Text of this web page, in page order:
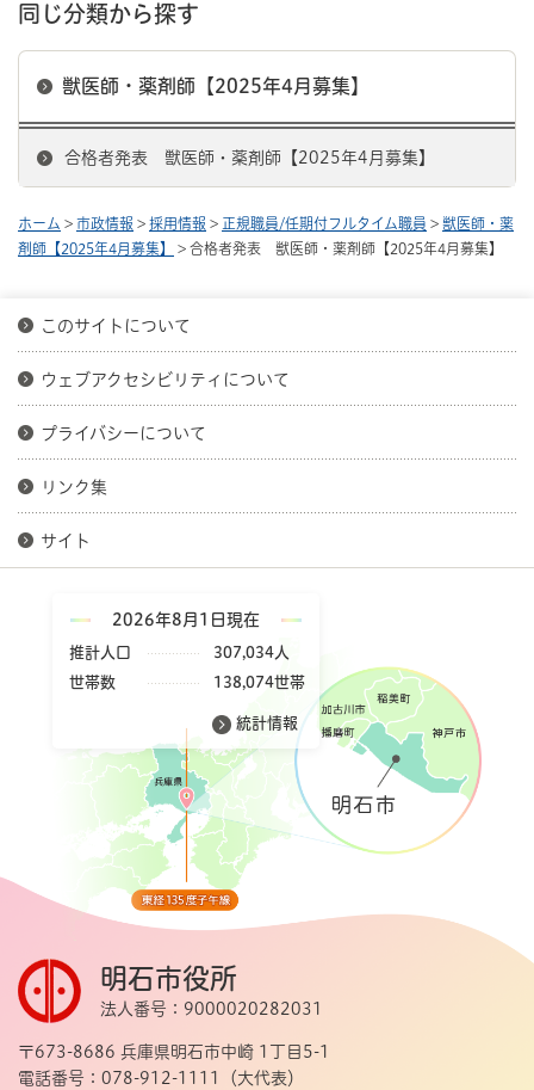
同じ分類から探す
獣医師・薬剤師【2025年4月募集】
合格者発表 獣医師・薬剤師【2025年4月募集】
ホーム > 市政情報 > 採用情報 > 正規職員/任期付フルタイム職員 > 獣医師・薬
剤師【2025年4月募集】
> 合格者発表 獣医師・薬剤師【2025年4月募集】
このサイトについて
ウェブアクセシビリティについて
プライバシーについて
リンク集
サイト
2026年8月1日現在
推計人口
307,034人
世帯数
138,074世帯
統計情報
明石市役所
法人番号：9000020282031
〒673-8686 兵庫県明石市中崎 1丁目5-1
電話番号：078-912-1111（大代表）